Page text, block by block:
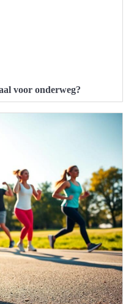
voor onderweg?